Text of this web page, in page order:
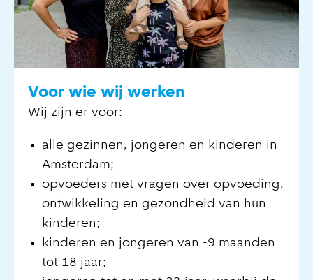
Voor wie wij werken
Wij zijn er voor:
alle gezinnen, jongeren en kinderen in
Amsterdam;
opvoeders met vragen over opvoeding,
ontwikkeling en gezondheid van hun
kinderen;
kinderen en jongeren van -9 maanden
tot 18 jaar;